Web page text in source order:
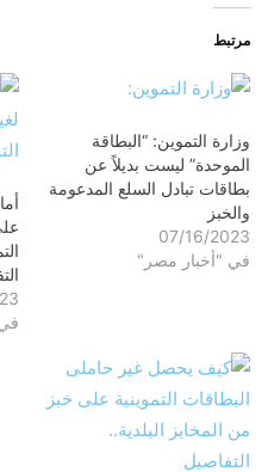
مرتبط
وزارة التموين: “البطاقة
الموحدة” ليست بديلاً عن
بطاقات تبادل السلع المدعومة
والخبز
07/16/2023
في "أخبار مصر"